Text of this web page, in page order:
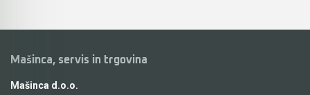
Mašinca, servis in trgovina
Mašinca d.o.o.